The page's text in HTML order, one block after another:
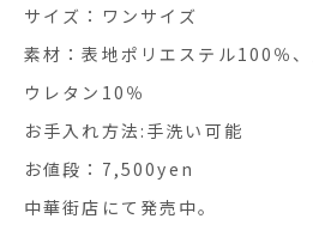
サイズ：ワンサイズ
素材：表地ポリエステル100％
ウレタン10％
お手入れ方法:手洗い可能
お値段：7,500yen
中華街店にて発売中。